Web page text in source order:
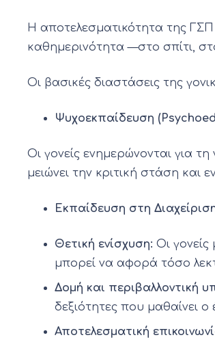
Η αποτελεσματικότητα της ΓΣΠ
καθημερινότητα —στο σπίτι,
Οι βασικές διαστάσεις της
Ψυχοεκπαίδευση
Οι γονείς ενημερώνονται για
μειώνει την κριτική στάση και
Εκπαίδευση στη
Θετική ενίσχυση: Οι
μπορεί να αφορά τόσο
Δομή και περιβαλλοντική
δεξιότητες που μαθαίνει
Αποτελεσματική